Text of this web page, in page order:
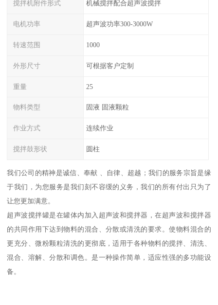
搅拌机附件形式 机械搅拌配合超声波搅拌
电机功率 超声波功率300-3000W
转速范围 1000
外形尺寸 可根据客户定制
重量 25
物料类型 固液 固液颗粒
作业方式 连续作业
搅拌鼓形状 圆柱
我们公司的精神是诚信、奉献 、自律、超越；我们的服务宗旨是缘
于我们，为您服务是我们刻不容缓的义务，我们的所有付出只为了
让您更加满意。
超声波搅拌罐是在罐体内加入超声波和搅拌器，在超声波和搅拌器
的共同作用下达到物料的混合、分散或清洗的要求。使物料混合的
更充分、微粉颗粒清洗的更彻底，适用于各种物料的搅拌、清洗、
混合、溶解、分散和调色。是一种操作简单，适应性强的多功能设
备。